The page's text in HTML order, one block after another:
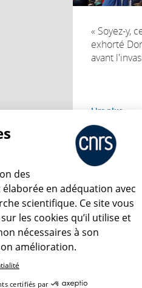
« Soyez-y,
exhorté
avant
Lire plus
Charte
Données
des
élaborée en adéquation avec
scientifique. Ce site vous
les cookies qu’il utilise et
nécessaires à son
amélioration.
certifiés par